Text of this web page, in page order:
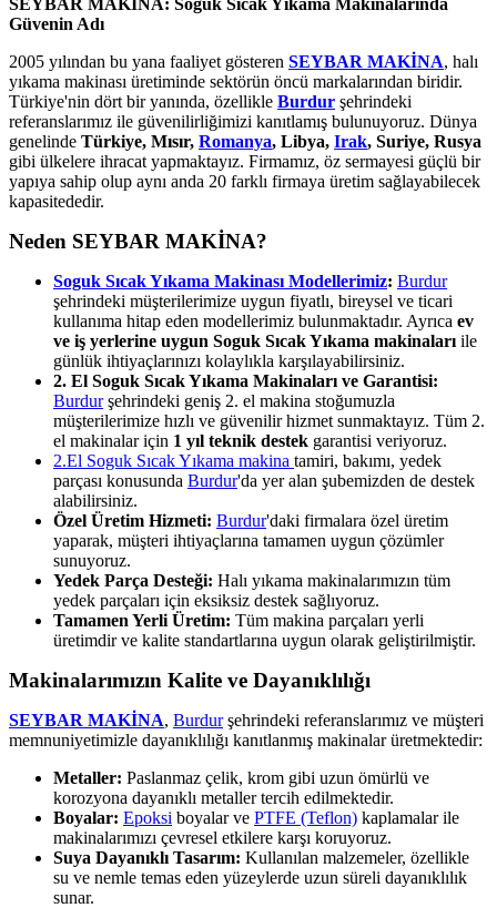
Güvenin Adı
2005 yılından bu yana faaliyet gösteren SEYBAR MAKİNA, halı
yıkama makinası üretiminde sektörün öncü markalarından biridir.
Türkiye'nin dört bir yanında, özellikle Burdur şehrindeki
referanslarımız ile güvenilirliğimizi kanıtlamış bulunuyoruz. Dünya
genelinde Türkiye, Mısır, Romanya, Libya, Irak, Suriye, Rusya
gibi ülkelere ihracat yapmaktayız. Firmamız, öz sermayesi güçlü bir
yapıya sahip olup aynı anda 20 farklı firmaya üretim sağlayabilecek
kapasitededir.
Neden SEYBAR MAKİNA?
Soguk Sıcak Yıkama Makinası Modellerimiz: Burdur
şehrindeki müşterilerimize uygun fiyatlı, bireysel ve ticari
kullanıma hitap eden modellerimiz bulunmaktadır. Ayrıca ev
ve iş yerlerine uygun Soguk Sıcak Yıkama makinaları ile
günlük ihtiyaçlarınızı kolaylıkla karşılayabilirsiniz.
2. El Soguk Sıcak Yıkama Makinaları ve Garantisi:
Burdurşehrindeki geniş 2. el makina stoğumuzla
müşterilerimize hızlı ve güvenilir hizmet sunmaktayız. Tüm 2.
el makinalar için 1 yıl teknik destek garantisi veriyoruz.
2.El Soguk Sıcak Yıkama makina tamiri, bakımı, yedek
parçası konusunda Burdur'da yer alan şubemizden de destek
alabilirsiniz.
Özel Üretim Hizmeti: Burdur'daki firmalara özel üretim
yaparak, müşteri ihtiyaçlarına tamamen uygun çözümler
sunuyoruz.
Yedek Parça Desteği: Halı yıkama makinalarımızın tüm
yedek parçaları için eksiksiz destek sağlıyoruz.
Tamamen Yerli Üretim: Tüm makina parçaları yerli
üretimdir ve kalite standartlarına uygun olarak geliştirilmiştir.
Makinalarımızın Kalite ve Dayanıklılığı
SEYBAR MAKİNA, Burdurşehrindeki referanslarımız ve müşteri
memnuniyetimizle dayanıklılığı kanıtlanmış makinalar üretmektedir:
Metaller: Paslanmaz çelik, krom gibi uzun ömürlü ve
korozyona dayanıklı metaller tercih edilmektedir.
Boyalar: Epoksi boyalar ve PTFE (Teflon) kaplamalar ile
makinalarımızı çevresel etkilere karşı koruyoruz.
Suya Dayanıklı Tasarım: Kullanılan malzemeler, özellikle
su ve nemle temas eden yüzeylerde uzun süreli dayanıklılık
sunar.